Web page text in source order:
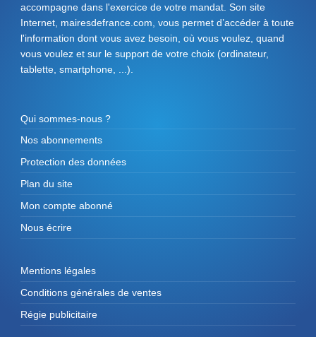
accompagne dans l'exercice de votre mandat. Son site
Internet, mairesdefrance.com, vous permet d’accéder à toute
l'information dont vous avez besoin, où vous voulez, quand
vous voulez et sur le support de votre choix (ordinateur,
tablette, smartphone, ...).
Qui sommes-nous ?
Nos abonnements
Protection des données
Plan du site
Mon compte abonné
Nous écrire
Mentions légales
Conditions générales de ventes
Régie publicitaire